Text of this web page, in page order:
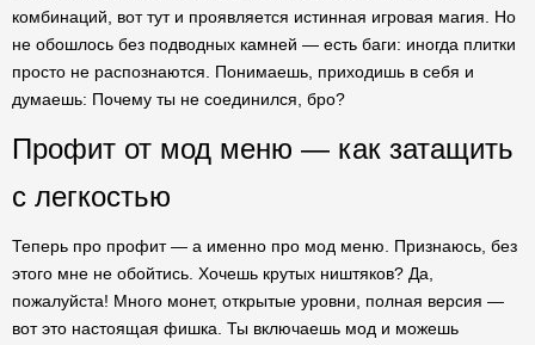
комбинаций, вот тут и проявляется истинная игровая магия. Но
не обошлось без подводных камней — есть баги: иногда плитки
просто не распознаются. Понимаешь, приходишь в себя и
думаешь: Почему ты не соединился, бро?
Профит от мод меню — как затащить
с легкостью
Теперь про профит — а именно про мод меню. Признаюсь, без
этого мне не обойтись. Хочешь крутых ништяков? Да,
пожалуйста! Много монет, открытые уровни, полная версия —
вот это настоящая фишка. Ты включаешь мод и можешь